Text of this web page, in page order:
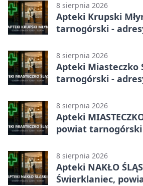
8 sierpnia 2026
Apteki Krupski
tarnogórski -
8 sierpnia 2026
Apteki Miasteczko
tarnogórski -
8 sierpnia 2026
Apteki
powiat tarnogórski
8 sierpnia 2026
Apteki NAKŁO
Świerklaniec,